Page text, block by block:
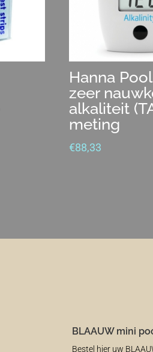
Hanna
zeer
alkaliteit
meting
€88,33
BLAAUW mini
Bestel hier uw